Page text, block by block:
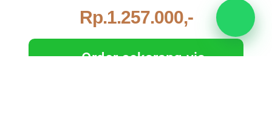
Order sekarang via